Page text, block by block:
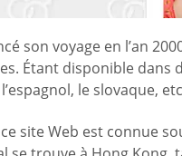
son voyage en l’an
Étant disponible
le slovaque,
site Web est connue